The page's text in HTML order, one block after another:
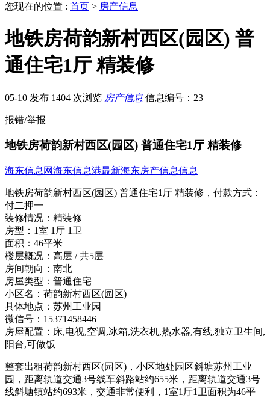
您现在的位置 : 首页 > 房产信息
地铁房荷韵新村西区(园区) 普
通住宅1厅 精装修
05-10 发布 1404 次浏览 房产信息 信息编号：23
报错/举报
地铁房荷韵新村西区(园区) 普通住宅1厅 精装修
海东信息网海东信息港最新海东房产信息信息
地铁房荷韵新村西区(园区) 普通住宅1厅 精装修， 付款方式：
付二押一
装修情况： 精装修
房型： 1室 1厅 1卫
面积： 46平米
楼层概况： 高层 / 共5层
房间朝向： 南北
房屋类型： 普通住宅
小区名： 荷韵新村西区(园区)
具体地点： 苏州工业园
微信号： 15371458446
房屋配置： 床,电视,空调,冰箱,洗衣机,热水器,有线,独立卫生间,
阳台,可做饭
整套出租荷韵新村西区(园区)，小区地处园区斜塘苏州工业
园，距离轨道交通3号线车斜路站约655米，距离轨道交通3号
线斜塘镇站约693米，交通非常便利，1室1厅1卫面积为46平